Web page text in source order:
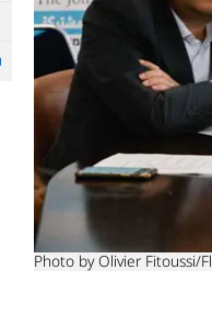
Photo by Olivier Fitoussi/